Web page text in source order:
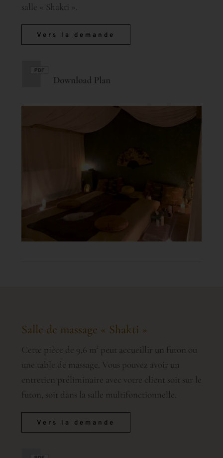
salle « Shakti ».
Vers la demande
Salle de massage « Shakti »
Cette pièce de 9,6 m² peut accueillir un futon ou
une table de massage. Vous pouvez avoir un
entretien préliminaire avec votre client soit sur le
futon, soit dans la salle multifonctionnelle.
Vers la demande